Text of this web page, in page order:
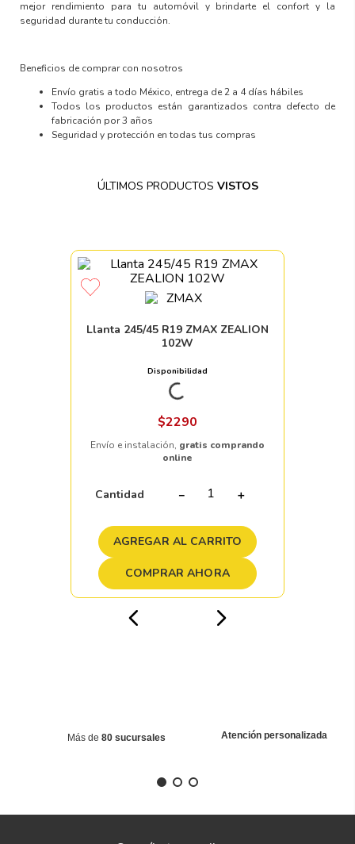
mejor rendimiento para tu automóvil y brindarte el confort y la
seguridad durante tu conducción.
Beneficios de comprar con nosotros
Envío gratis a todo México, entrega de 2 a 4 días hábiles
Todos los productos están garantizados contra defecto de
fabricación por 3 años
Seguridad y protección en todas tus compras
ÚLTIMOS PRODUCTOS VISTOS
Llanta 245/45 R19 ZMAX ZEALION
Disponibilidad
Nacional
0 pzs
$2290
Envío e instalación,gratis comprando
COMPRAR AHORA